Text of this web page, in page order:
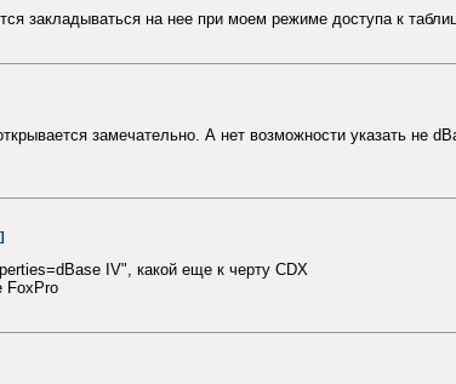
закладываться на нее при моем режиме доступа к
замечательно. А нет возможности указать не
IV", какой еще к черту CDX
FoxPro